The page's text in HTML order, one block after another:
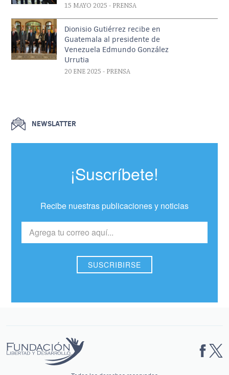
15 MAYO 2025 - PRENSA
Dionisio Gutiérrez recibe en
Guatemala al presidente de
Venezuela Edmundo González
Urrutia
20 ENE 2025 - PRENSA
NEWSLATTER
¡Suscríbete!
Recibe nuestras publicaciones y noticias